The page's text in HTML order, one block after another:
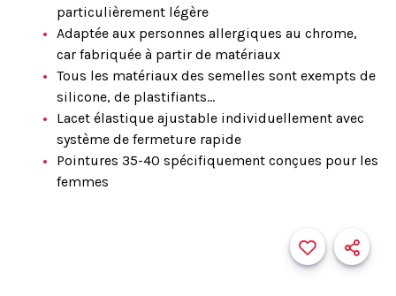
particulièrement légère
Adaptée aux personnes allergiques au chrome,
car fabriquée à partir de matériaux
Tous les matériaux des semelles sont exempts de
silicone, de plastifiants...
Lacet élastique ajustable individuellement avec
système de fermeture rapide
Pointures 35-40 spécifiquement conçues pour les
femmes